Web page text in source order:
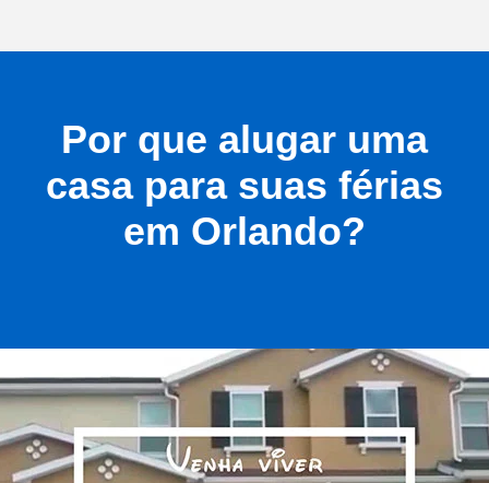
Por que alugar uma
casa para suas férias
em Orlando?